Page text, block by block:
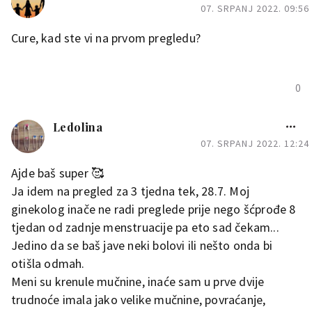
07. SRPANJ 2022. 09:56
Cure, kad ste vi na prvom pregledu?
0
Ledolina
07. SRPANJ 2022. 12:24
Ajde baš super 🥰
Ja idem na pregled za 3 tjedna tek, 28.7. Moj
ginekolog inače ne radi preglede prije nego šćprođe 8
tjedan od zadnje menstruacije pa eto sad čekam...
Jedino da se baš jave neki bolovi ili nešto onda bi
otišla odmah.
Meni su krenule mučnine, inaće sam u prve dvije
trudnoće imala jako velike mučnine, povraćanje,